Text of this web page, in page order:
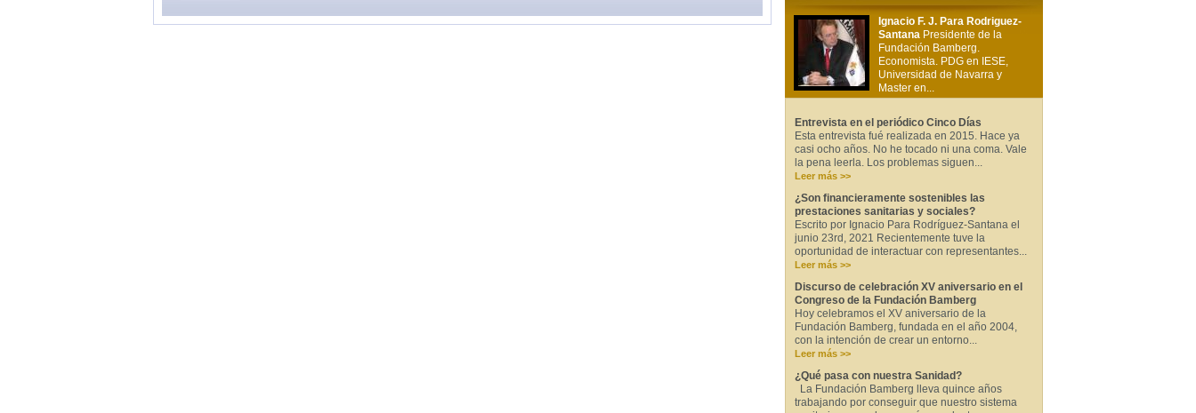
Ignacio F. J. Para Rodriguez-
Santana Presidente de la
Fundación Bamberg.
Economista. PDG en IESE,
Universidad de Navarra y
Master en...
Entrevista en el periódico Cinco Días
Esta entrevista fué realizada en 2015. Hace ya
casi ocho años. No he tocado ni una coma. Vale
la pena leerla. Los problemas siguen...
Leer más >>
¿Son financieramente sostenibles las
prestaciones sanitarias y sociales?
Escrito por Ignacio Para Rodríguez-Santana el
junio 23rd, 2021 Recientemente tuve la
oportunidad de interactuar con representantes...
Leer más >>
Discurso de celebración XV aniversario en el
Congreso de la Fundación Bamberg
Hoy celebramos el XV aniversario de la
Fundación Bamberg, fundada en el año 2004,
con la intención de crear un entorno...
Leer más >>
¿Qué pasa con nuestra Sanidad?
La Fundación Bamberg lleva quince años
trabajando por conseguir que nuestro sistema